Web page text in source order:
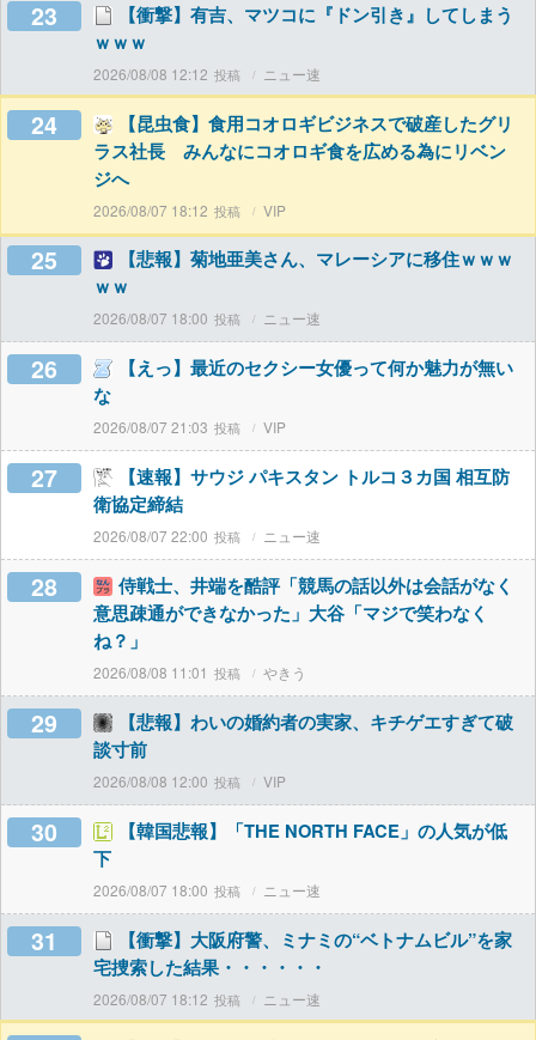
23
【衝撃】有吉、マツコに『ドン引き』してしまう
ｗｗｗ
2026/08/08 12:12 ニュー速
24
【昆虫食】食用コオロギビジネスで破産したグリ
ラス社長 みんなにコオロギ食を広める為にリベン
ジへ
2026/08/07 18:12 VIP
25
【悲報】菊地亜美さん、マレーシアに移住ｗｗｗ
ｗｗ
2026/08/07 18:00 ニュー速
26
【えっ】最近のセクシー女優って何か魅力が無い
な
2026/08/07 21:03 VIP
27
【速報】サウジ パキスタン トルコ３カ国 相互防
衛協定締結
2026/08/07 22:00 ニュー速
28
侍戦士、井端を酷評「競馬の話以外は会話がなく
意思疎通ができなかった」大谷「マジで笑わなく
ね？」
2026/08/08 11:01 やきう
29
【悲報】わいの婚約者の実家、キチゲエすぎて破
談寸前
2026/08/08 12:00 VIP
30
【韓国悲報】「THE NORTH FACE」の人気が低
下
2026/08/07 18:00 ニュー速
31
【衝撃】大阪府警、ミナミの“ベトナムビル”を家
宅捜索した結果・・・・・・
2026/08/07 18:12 ニュー速